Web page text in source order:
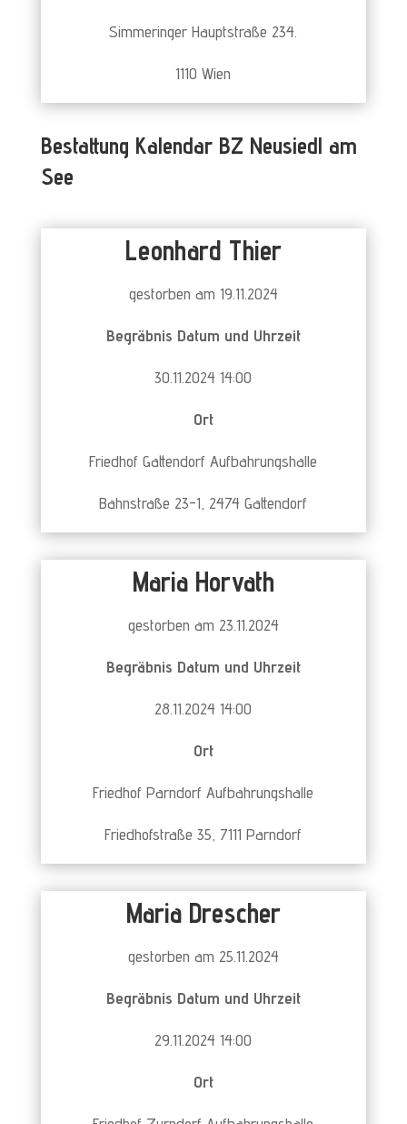
Simmeringer Hauptstraße 234.
1110 Wien
Bestattung Kalendar BZ Neusiedl am
See
Leonhard Thier
gestorben am 19.11.2024
Begräbnis Datum und Uhrzeit
30.11.2024 14:00
Ort
Friedhof Gattendorf Aufbahrungshalle
Bahnstraße 23-1, 2474 Gattendorf
Maria Horvath
gestorben am 23.11.2024
Begräbnis Datum und Uhrzeit
28.11.2024 14:00
Ort
Friedhof Parndorf Aufbahrungshalle
Friedhofstraße 35, 7111 Parndorf
Maria Drescher
gestorben am 25.11.2024
Begräbnis Datum und Uhrzeit
29.11.2024 14:00
Ort